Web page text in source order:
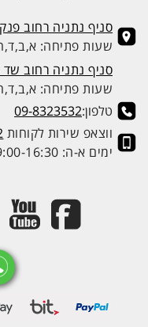
סניף נתניה רחוב פנקס
שעות פתיחה: א,ב,ד,ה : 9:00-15:00, ג: 9:00-
סניף נתניה רחוב שד
שעות פתיחה: א,ב,ד,ה : 9:00-18:00, ג,ו: 9:00-
טלפון:09-8323532
ווצאפ שירות לקוחות
ימים א-ה: 9:00-16:30